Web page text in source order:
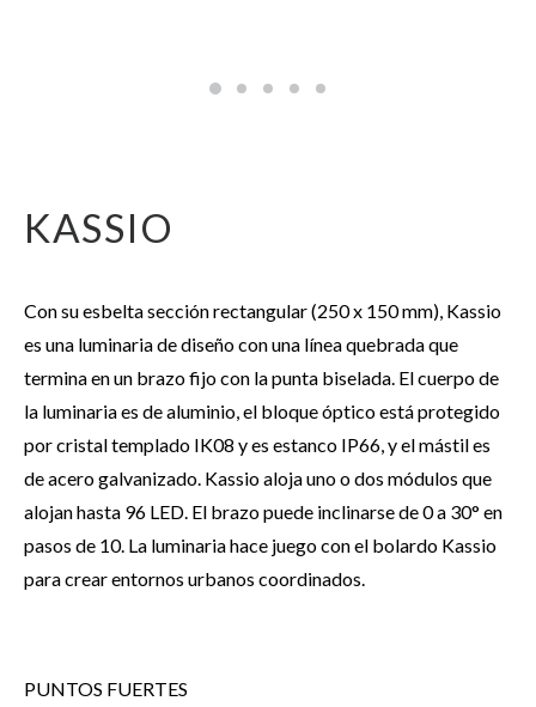
KASSIO
Con su esbelta sección rectangular (250 x 150 mm), Kassio
es una luminaria de diseño con una línea quebrada que
termina en un brazo fijo con la punta biselada. El cuerpo de
la luminaria es de aluminio, el bloque óptico está protegido
por cristal templado IK08 y es estanco IP66, y el mástil es
de acero galvanizado. Kassio aloja uno o dos módulos que
alojan hasta 96 LED. El brazo puede inclinarse de 0 a 30° en
pasos de 10. La luminaria hace juego con el bolardo Kassio
para crear entornos urbanos coordinados.
PUNTOS FUERTES